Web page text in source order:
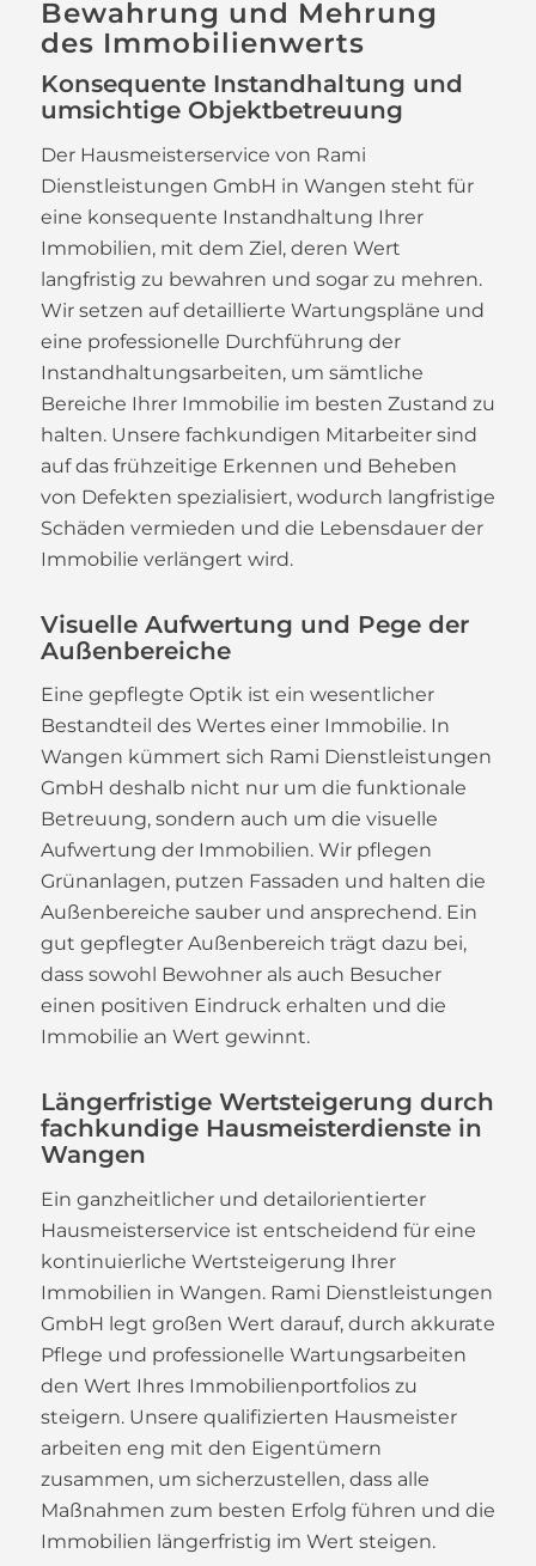
Bewahrung und Mehrung
des Immobilienwerts
Konsequente Instandhaltung und
umsichtige Objektbetreuung
Der Hausmeisterservice von Rami
Dienstleistungen GmbH in Wangen steht für
eine konsequente Instandhaltung Ihrer
Immobilien, mit dem Ziel, deren Wert
langfristig zu bewahren und sogar zu mehren.
Wir setzen auf detaillierte Wartungspläne und
eine professionelle Durchführung der
Instandhaltungsarbeiten, um sämtliche
Bereiche Ihrer Immobilie im besten Zustand zu
halten. Unsere fachkundigen Mitarbeiter sind
auf das frühzeitige Erkennen und Beheben
von Defekten spezialisiert, wodurch langfristige
Schäden vermieden und die Lebensdauer der
Immobilie verlängert wird.
Visuelle Aufwertung und Pege der
Außenbereiche
Eine gepflegte Optik ist ein wesentlicher
Bestandteil des Wertes einer Immobilie. In
Wangen kümmert sich Rami Dienstleistungen
GmbH deshalb nicht nur um die funktionale
Betreuung, sondern auch um die visuelle
Aufwertung der Immobilien. Wir pflegen
Grünanlagen, putzen Fassaden und halten die
Außenbereiche sauber und ansprechend. Ein
gut gepflegter Außenbereich trägt dazu bei,
dass sowohl Bewohner als auch Besucher
einen positiven Eindruck erhalten und die
Immobilie an Wert gewinnt.
Längerfristige Wertsteigerung durch
fachkundige Hausmeisterdienste in
Wangen
Ein ganzheitlicher und detailorientierter
Hausmeisterservice ist entscheidend für eine
kontinuierliche Wertsteigerung Ihrer
Immobilien in Wangen. Rami Dienstleistungen
GmbH legt großen Wert darauf, durch akkurate
Pflege und professionelle Wartungsarbeiten
den Wert Ihres Immobilienportfolios zu
steigern. Unsere qualifizierten Hausmeister
arbeiten eng mit den Eigentümern
zusammen, um sicherzustellen, dass alle
Maßnahmen zum besten Erfolg führen und die
Immobilien längerfristig im Wert steigen.